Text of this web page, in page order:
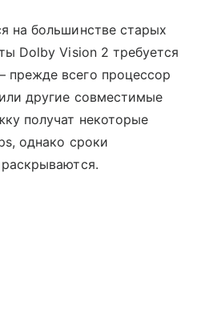
на большинстве старых
Dolby Vision 2 требуется
прежде всего процессор
другие совместимые
получат некоторые
однако сроки